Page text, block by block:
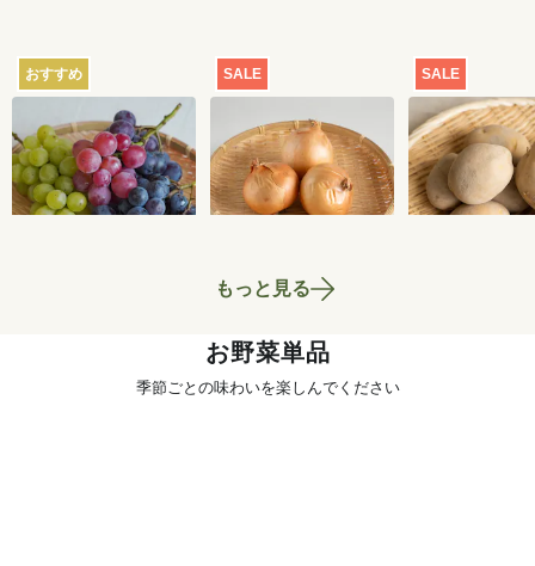
おすすめ
【産地直送】葡萄畑
ふくじろうのふぞろ
い濃厚ぶどう 1.6kg
送料込 6,750円
SALE
【特別価格】玉ねぎ
1kg
700円
SALE
【特別価格】
いも（品種お
せ） 1kg
もっと見る
お野菜単品
季節ごとの味わいを楽しんでください